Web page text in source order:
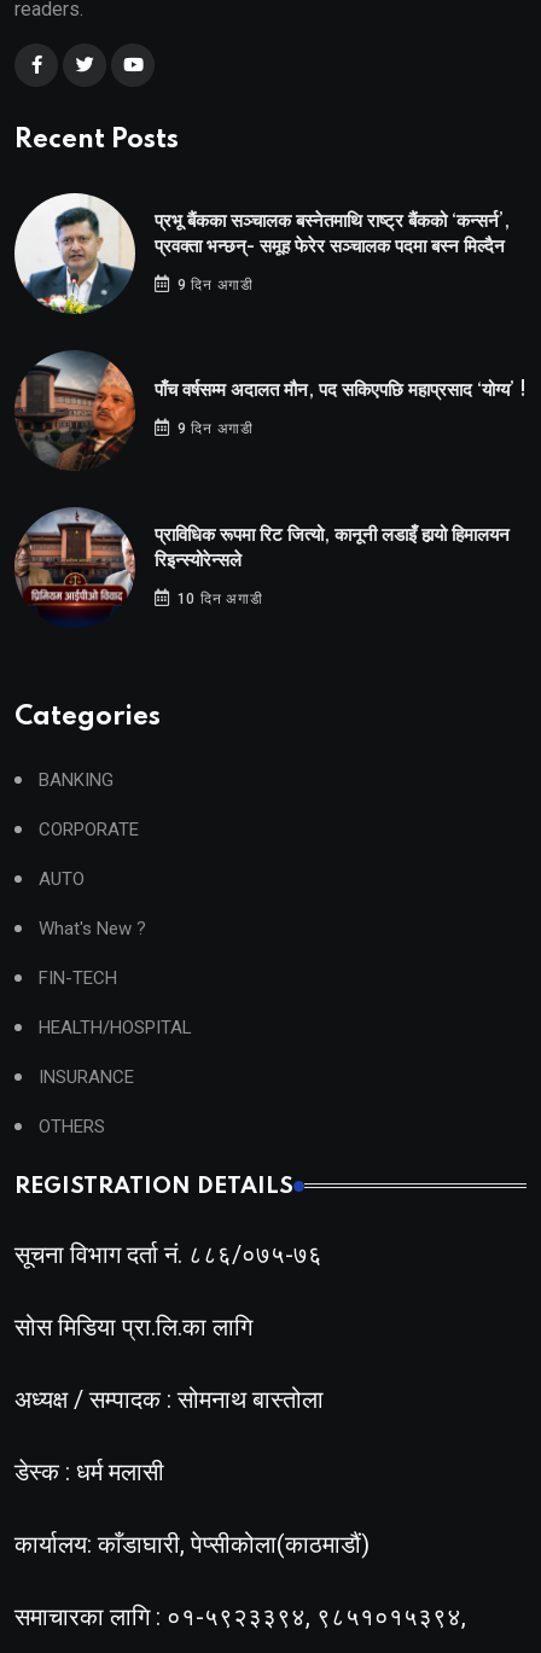
readers.
Recent Posts
प्रभू बैंकका सञ्चालक बस्नेतमाथि राष्ट्र बैंकको ‘कन्सर्न’,
प्रवक्ता भन्छन्- समूह फेरेर सञ्चालक पदमा बस्न मिल्दैन
9 दिन अगाडी
पाँच वर्षसम्म अदालत मौन, पद सकिएपछि महाप्रसाद ‘योग्य’ !
9 दिन अगाडी
प्राविधिक रूपमा रिट जित्यो, कानूनी लडाइँ हार्‍यो हिमालयन
रिइन्स्योरेन्सले
10 दिन अगाडी
Categories
BANKING
CORPORATE
AUTO
What's New ?
FIN-TECH
HEALTH/HOSPITAL
INSURANCE
OTHERS
REGISTRATION DETAILS
सूचना विभाग दर्ता नं. ८८६/०७५-७६
सोस मिडिया प्रा.लि.का लागि
अध्यक्ष / सम्पादक : सोमनाथ बास्तोला
डेस्क : धर्म मलासी
कार्यालय: काँडाघारी, पेप्सीकोला(काठमाडौं)
समाचारका लागि : ०१-५९२३३९४, ९८५१०१५३९४,